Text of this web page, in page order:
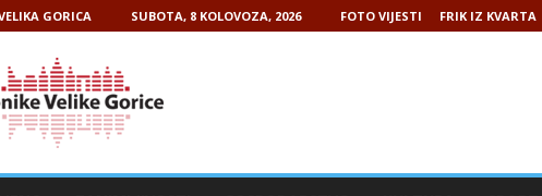
GORICA SUBOTA, 8 KOLOVOZA, 2026 FOTO VIJESTI FRIK IZ KVARTA